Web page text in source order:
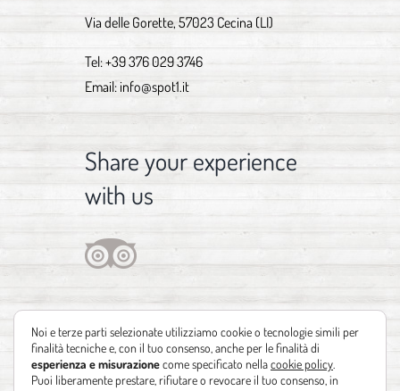
Via delle Gorette, 57023 Cecina (LI)
Tel:+39 376 029 3746
Email: info@spot1.it
Share your experience
with us
Noi e terze parti selezionate utilizziamo cookie o tecnologie simili per
finalità tecniche e, con il tuo consenso, anche per le finalità di
esperienza e misurazionecome specificato nellacookie policy
Puoi liberamente prestare, rifiutare o revocare il tuo consenso, in